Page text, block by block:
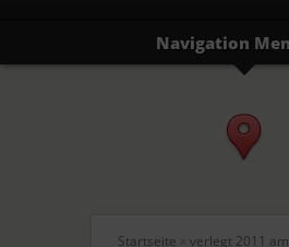
Navigation
Startseite » verlegt 2011